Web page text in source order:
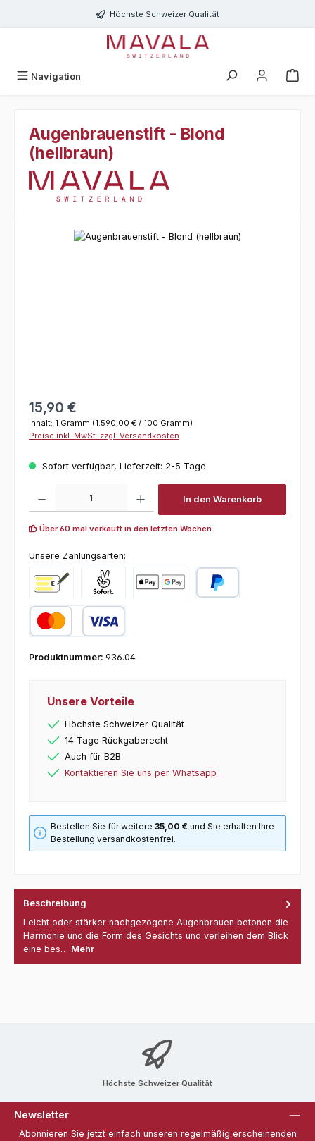
Zum Hauptinhalt springenHöchste Schweizer Qualität
Navigation
Augenbrauenstift - Blond
(hellbraun)
Bildergalerie überspringen
Regulärer Preis:
15,90 €
Inhalt: 1 Gramm (1.590,00 € / 100 Gramm)
Preise inkl. MwSt. zzgl. Versandkosten
Sofort verfügbar, Lieferzeit: 2-5 Tage
In den Warenkorb
Über 60 mal verkauft in den letzten Wochen
Unsere Zahlungsarten:
Vorkasse Pay with Klarna
Produktnummer: 936.04
Unsere Vorteile
Höchste Schweizer Qualität
14 Tage Rückgaberecht
Auch für B2B
Kontaktieren Sie uns per Whatsapp
Bestellen Sie für weitere35,00 € und Sie erhalten Ihre
Bestellung versandkostenfrei.
Beschreibung
Leicht oder stärker nachgezogene Augenbrauen betonen die
Harmonie und die Form des Gesichts und verleihen dem Blick
eine bes… Mehr
Höchste Schweizer Qualität
Newsletter
Abonnieren Sie jetzt einfach unseren regelmäßig erscheinenden